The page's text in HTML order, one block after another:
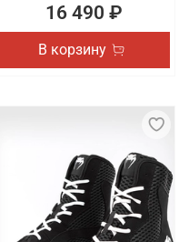
16 490 ₽
В корзину